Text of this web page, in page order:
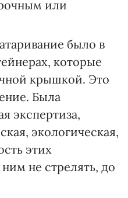
или
было в
которые
крышкой. Это
Была
экспертиза,
экологическая,
этих
не стрелять, до